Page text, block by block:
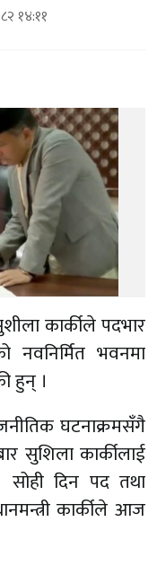
१४:११
कार्कीले पदभार
नवनिर्मित भवनमा
हुन् ।
घटनाक्रमसँगै
सुशिला कार्कीलाई
सोही दिन पद तथा
कार्कीले आज